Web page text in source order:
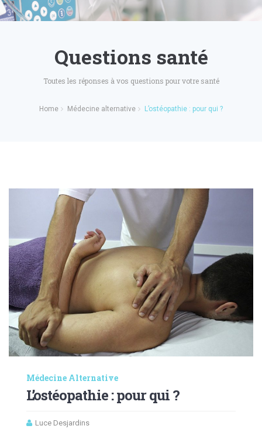
Questions santé
Toutes les réponses à vos questions pour votre santé
Home Médecine alternative L’ostéopathie : pour qui ?
Médecine Alternative
L’ostéopathie : pour qui ?
Luce Desjardins